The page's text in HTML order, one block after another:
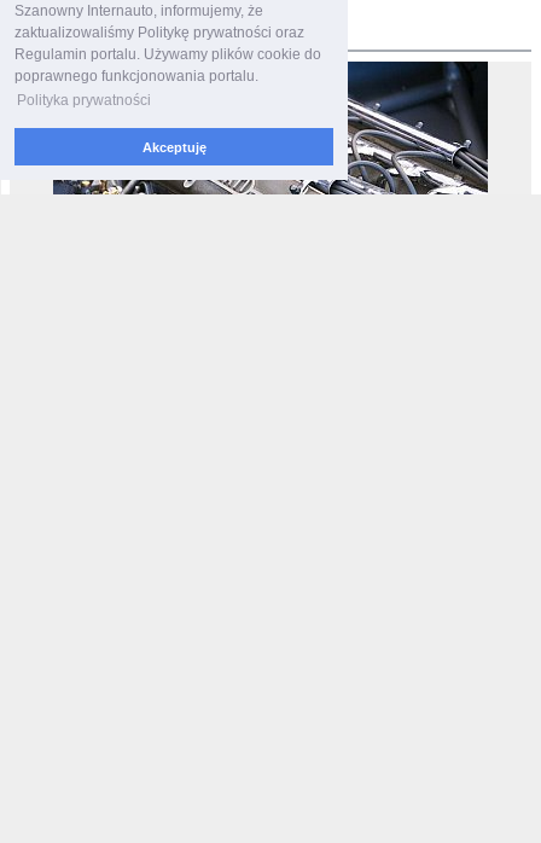
Szanowny Internauto, informujemy, że
zaktualizowaliśmy Politykę prywatności oraz
Regulamin portalu. Używamy plików cookie do
poprawnego funkcjonowania portalu.
Polityka prywatności
Akceptuję
motoryzacja